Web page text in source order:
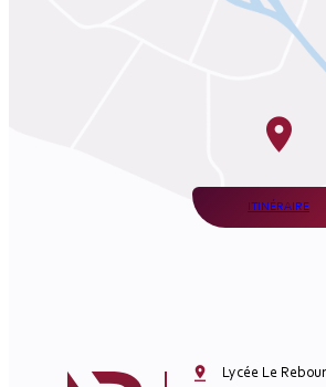
Lycée Le
ITINÉRAIRE